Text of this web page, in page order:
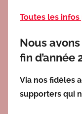
Toutes les
Nous
fin d’année
Via nos fidèles
supporters qui